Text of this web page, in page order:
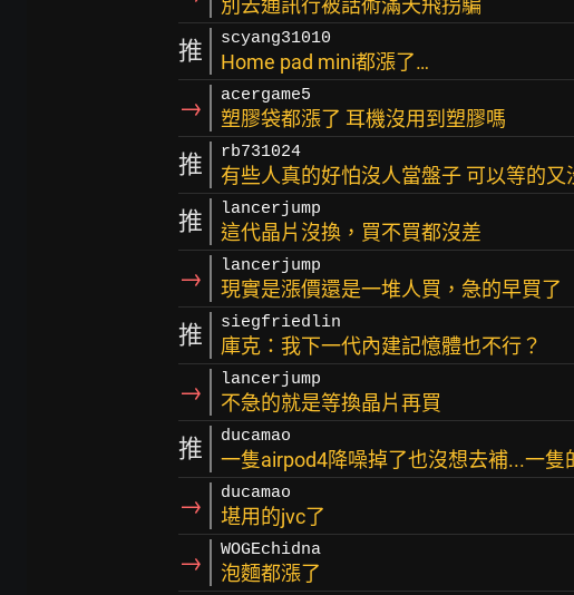
別去通訊行被話術滿天飛拐騙
推 scyang31010
Home pad mini都漲了…
→ acergame5
塑膠袋都漲了 耳機沒用到塑膠嗎
推 rb731024
有些人真的好怕沒人當盤子 可以等的又
推 lancerjump
這代晶片沒換，買不買都沒差
→ lancerjump
現實是漲價還是一堆人買，急的早買了
推 siegfriedlin
庫克：我下一代內建記憶體也不行？
→ lancerjump
不急的就是等換晶片再買
推 ducamao
一隻airpod4降噪掉了也沒想去補...一隻
→ ducamao
堪用的jvc了
→ WOGEchidna
泡麵都漲了